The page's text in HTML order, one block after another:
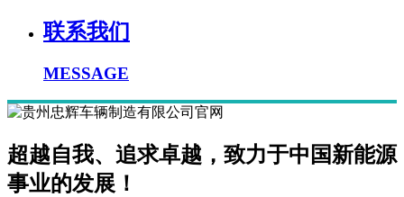
联系我们
MESSAGE
超越自我、追求卓越，致力于中国新能源
事业的发展！